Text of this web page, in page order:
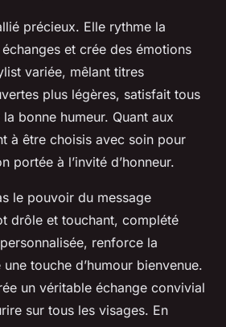
précieux. Elle rythme la
et crée des émotions
variée, mêlant titres
plus légères, satisfait tous
bonne humeur. Quant aux
à être choisis avec soin pour
portée à l’invité d’honneur.
le pouvoir du message
drôle et touchant, complété
renforce la
touche d’humour bienvenue.
un véritable échange convivial
sur tous les visages. En